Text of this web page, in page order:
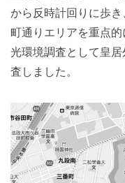
から反時計回りに歩
町通りエリアを重点
光環境調査として皇
査しました。